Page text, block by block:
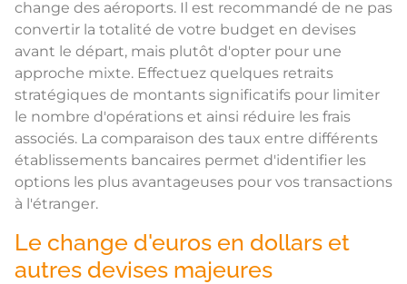
change des aéroports. Il est recommandé de ne pas
convertir la totalité de votre budget en devises
avant le départ, mais plutôt d'opter pour une
approche mixte. Effectuez quelques retraits
stratégiques de montants significatifs pour limiter
le nombre d'opérations et ainsi réduire les frais
associés. La comparaison des taux entre différents
établissements bancaires permet d'identifier les
options les plus avantageuses pour vos transactions
à l'étranger.
Le change d'euros en dollars et
autres devises majeures